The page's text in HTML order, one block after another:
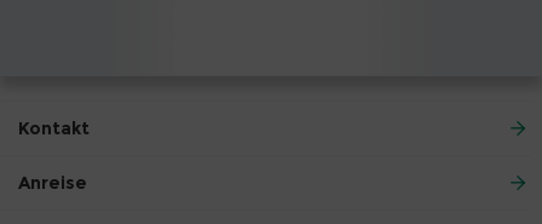
Kontakt
Anreise